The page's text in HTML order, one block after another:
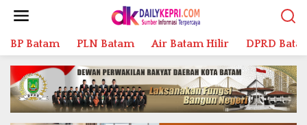
BP Batam PLN Batam Air Batam Hilir DPRD